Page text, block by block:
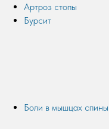
Артроз стопы
Бурсит
Боли в мышцах спины